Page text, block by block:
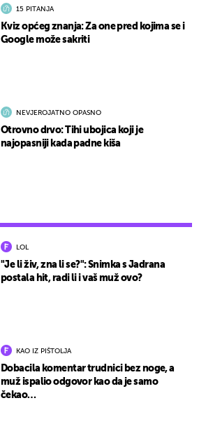
LOL
"Je li živ, zna li se?": Snimka s Jadrana
postala hit, radi li i vaš muž ovo?
KAO IZ PIŠTOLJA
Dobacila komentar trudnici bez noge, a
muž ispalio odgovor kao da je samo
čekao…
15 PITANJA
Kviz općeg znanja: Za one pred kojima se i
Google može sakriti
NEVJEROJATNO OPASNO
Otrovno drvo: Tihi ubojica koji je
najopasniji kada padne kiša